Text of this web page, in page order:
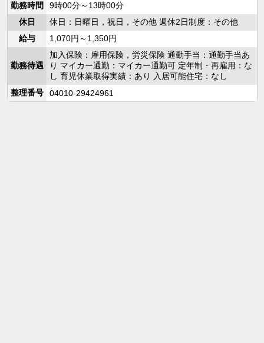
勤務時間
9時00分～13時00分
休日
休日：日曜日，祝日，その他 週休2日制度：その他
給与
1,070円～1,350円
勤務待遇
加入保険：雇用保険，労災保険 通勤手当：通勤手当あ
り マイカー通勤：マイカー通勤可 定年制・再雇用：な
し 育児休業取得実績：あり 入居可能住宅：なし
整理番号
04010-29424961